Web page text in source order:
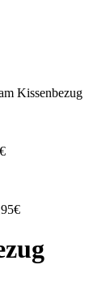
Kissenbezug
€
€